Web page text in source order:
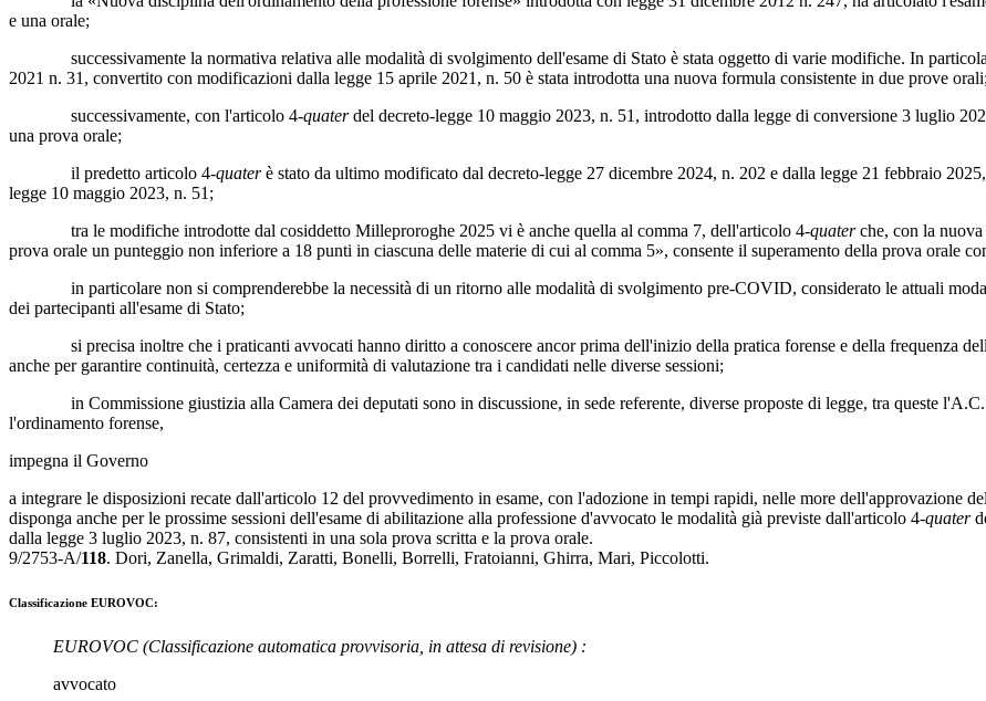
e una orale;
successivamente la normativa relativa alle modalità di svolgimento dell'esame di Stato è stata oggetto di varie modifiche. In
2021 n. 31, convertito con modificazioni dalla legge 15 aprile 2021, n. 50 è stata introdotta una nuova formula consistente in due prove orali;
successivamente, con l'articolo 4-quaterdel decreto-legge 10 maggio 2023, n. 51, introdotto dalla legge di conversione 3 luglio
una prova orale;
il predetto articolo 4-quaterè stato da ultimo modificato dal decreto-legge 27 dicembre 2024, n. 202 e dalla legge 21 febbraio
legge 10 maggio 2023, n. 51;
tra le modifiche introdotte dal cosiddetto Milleproroghe 2025 vi è anche quella al comma 7, dell'articolo 4-quaterche, con la
prova orale un punteggio non inferiore a 18 punti in ciascuna delle materie di cui al comma 5», consente il superamento della prova orale
in particolare non si comprenderebbe la necessità di un ritorno alle modalità di svolgimento pre-COVID, considerato le attuali
dei partecipanti all'esame di Stato;
si precisa inoltre che i praticanti avvocati hanno diritto a conoscere ancor prima dell'inizio della pratica forense e della frequenza
anche per garantire continuità, certezza e uniformità di valutazione tra i candidati nelle diverse sessioni;
in Commissione giustizia alla Camera dei deputati sono in discussione, in sede referente, diverse proposte di legge, tra queste
l'ordinamento forense,
impegna il Governo
a integrare le disposizioni recate dall'articolo 12 del provvedimento in esame, con l'adozione in tempi rapidi, nelle more dell'approvazione
disponga anche per le prossime sessioni dell'esame di abilitazione alla professione d'avvocato le modalità già previste dall'articolo 4-quater
dalla legge 3 luglio 2023, n. 87, consistenti in una sola prova scritta e la prova orale.
9/2753-A/118. Dori, Zanella, Grimaldi, Zaratti, Bonelli, Borrelli, Fratoianni, Ghirra, Mari, Piccolotti.
Classificazione EUROVOC:
EUROVOC (Classificazione automatica provvisoria, in attesa di revisione) :
avvocato